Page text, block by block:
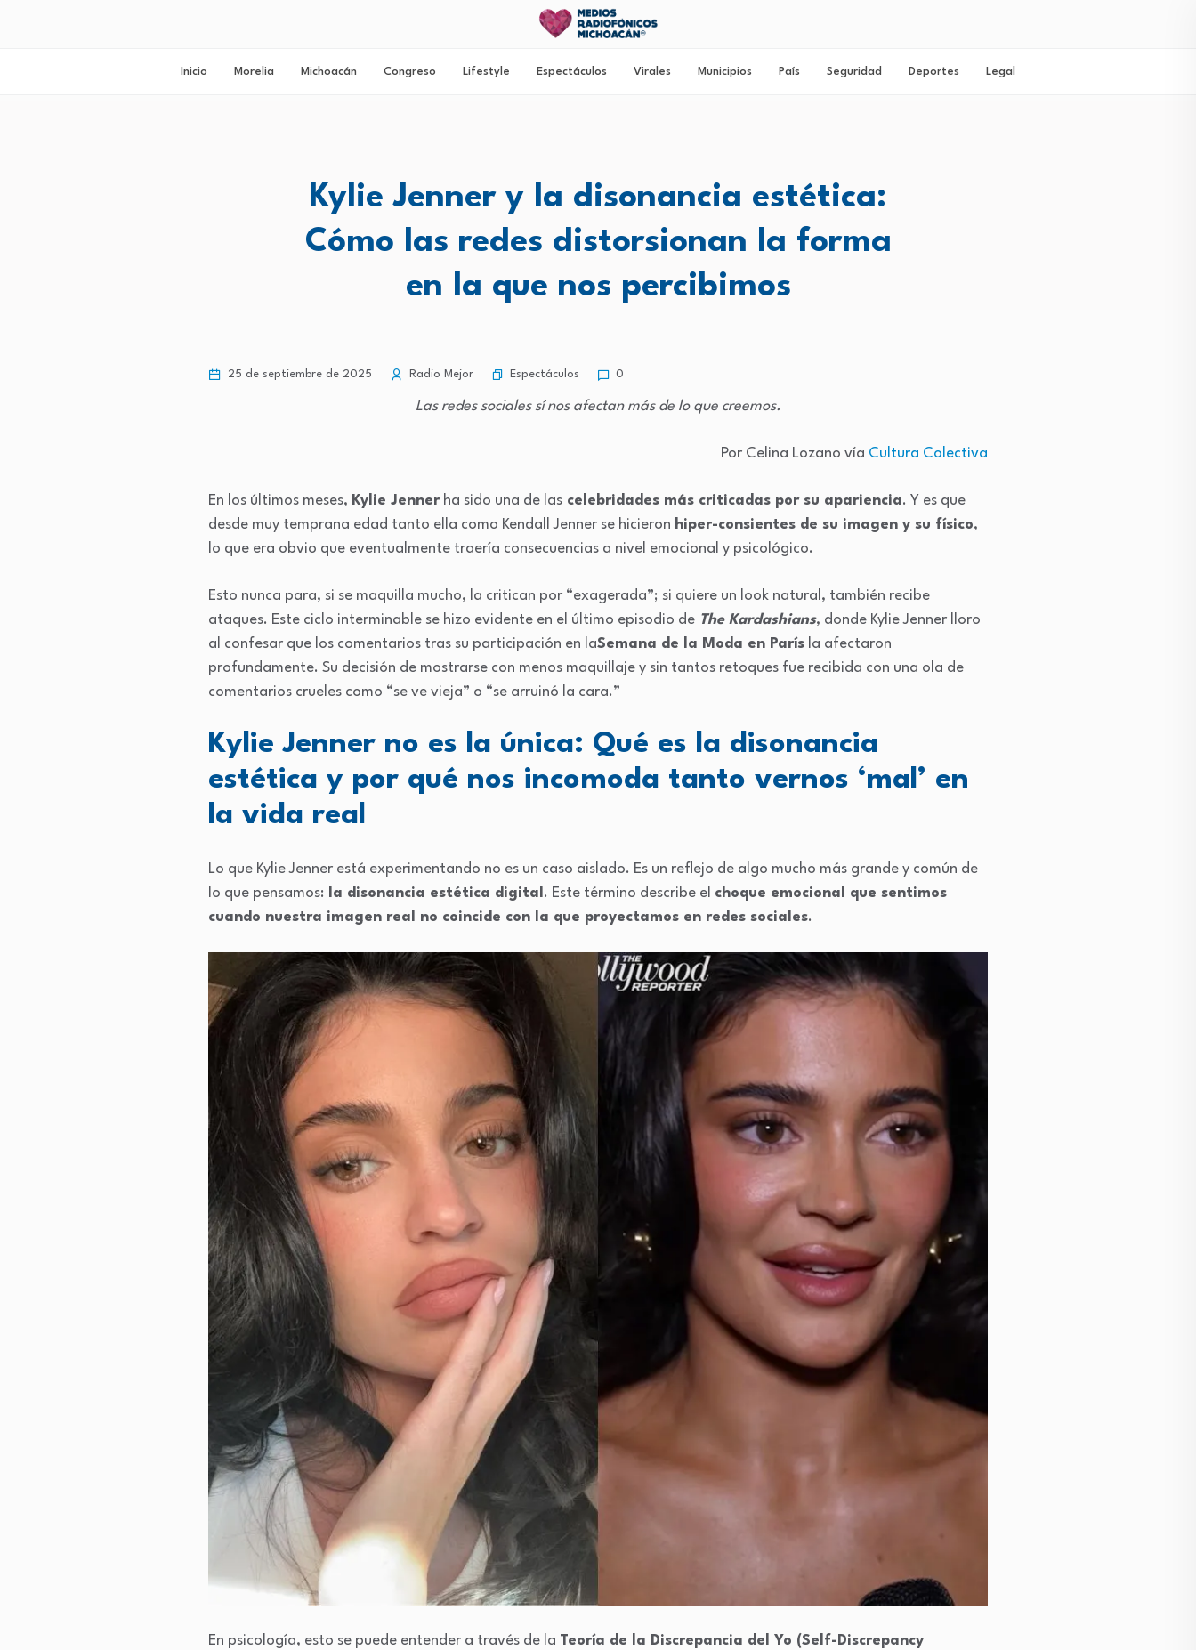
Inicio Morelia Michoacán Congreso Lifestyle Espectáculos Virales Municipios País Seguridad Deportes Legal
Kylie Jenner y la disonancia estética:
Cómo las redes distorsionan la forma
en la que nos percibimos
25 de septiembre de 2025 Radio Mejor Espectáculos 0
Las redes sociales sí nos afectan más de lo que creemos.
Por Celina Lozano vía Cultura Colectiva
En los últimos meses, Kylie Jennerha sido una de las celebridades más criticadas por su apariencia. Y es que
desde muy temprana edad tanto ella como Kendall Jenner se hicieron hiper-consientes de su imagen y su físico,
lo que era obvio que eventualmente traería consecuencias a nivel emocional y psicológico.
Esto nunca para, si se maquilla mucho, la critican por “exagerada”; si quiere un look natural, también recibe
ataques. Este ciclo interminable se hizo evidente en el último episodio de The Kardashians, donde Kylie Jenner lloro
al confesar que los comentarios tras su participación en laSemana de la Moda en París la afectaron
profundamente. Su decisión de mostrarse con menos maquillaje y sin tantos retoques fue recibida con una ola de
comentarios crueles como “se ve vieja” o “se arruinó la cara.”
Kylie Jenner no es la única: Qué es la disonancia
estética y por qué nos incomoda tanto vernos ‘mal’ en
la vida real
Lo que Kylie Jenner está experimentando no es un caso aislado. Es un reflejo de algo mucho más grande y común de
lo que pensamos: la disonancia estética digital . Este término describe el choque emocional que sentimos
cuando nuestra imagen real no coincide con la que proyectamos en redes sociales.
En psicología, esto se puede entender a través de la Teoría de la Discrepancia del Yo (Self-Discrepancy